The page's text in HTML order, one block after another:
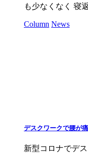
も少なくなく 寝
Column News
デスクワークで腰が
新型コロナでデ